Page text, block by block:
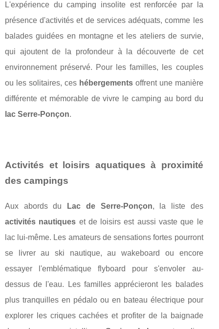
L'expérience du camping insolite est renforcée par la
présence d'activités et de services adéquats, comme les
balades guidées en montagne et les ateliers de survie,
qui ajoutent de la profondeur à la découverte de cet
environnement préservé. Pour les familles, les couples
ou les solitaires, ces hébergementsoffrent une manière
différente et mémorable de vivre le camping au bord du
lac Serre-Ponçon.
Activités et loisirs aquatiques à proximité
des campings
Aux abords du Lac de Serre-Ponçon, la liste des
activités nautiques et de loisirs est aussi vaste que le
lac lui-même. Les amateurs de sensations fortes pourront
se livrer au ski nautique, au wakeboard ou encore
essayer l'emblématique flyboard pour s'envoler au-
dessus de l'eau. Les familles apprécieront les balades
plus tranquilles en pédalo ou en bateau électrique pour
explorer les criques cachées et profiter de la baignade